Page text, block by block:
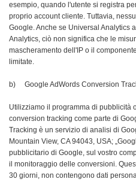
esempio, quando l'utente si registra
proprio account cliente. Tuttavia,
Google. Anche se Universal Analytics
Analytics, ciò non significa che le
mascheramento dell'IP o il
limitate.
b) Google AdWords Conversion
Utilizziamo il programma di pubblicità
conversion tracking come parte di
Tracking è un servizio di analisi di
Mountain View, CA 94043, USA;
pubblicitario di Google, sul vostro
il monitoraggio delle conversioni.
30 giorni, non contengono dati